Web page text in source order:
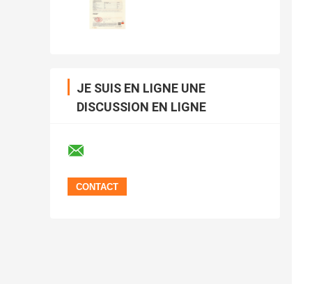
JE SUIS EN LIGNE UNE
DISCUSSION EN LIGNE